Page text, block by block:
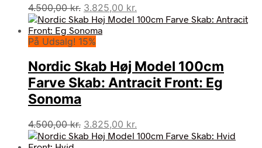
4.500,00kr. Den
oprindelige
pris
var:
3.825,00 kr.
aktuelle
På Udsalg! 15%
Nordic Skab Høj Model 100cm
Farve Skab: Antracit Front: Eg
Sonoma
4.500,00kr. Den
oprindelige
3.825,00 kr.
aktuelle